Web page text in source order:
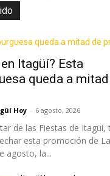
Todo
Itagüí? Esta
queda a
Hoy - 6 agosto, 2026
de las Fiestas de Itagüí,
esta promoción de
agosto, la...